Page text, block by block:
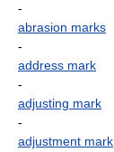
-
abrasion marks
-
address mark
-
adjusting mark
-
adjustment mark